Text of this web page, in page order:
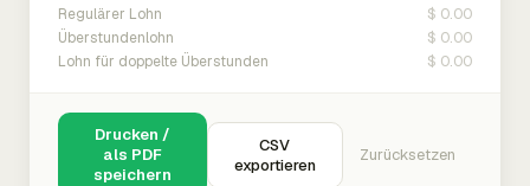
Regulärer Lohn $ 0.00
Überstundenlohn $ 0.00
Lohn für doppelte Überstunden $ 0.00
Drucken /
als PDF
speichern
CSV
exportieren
Zurücksetzen